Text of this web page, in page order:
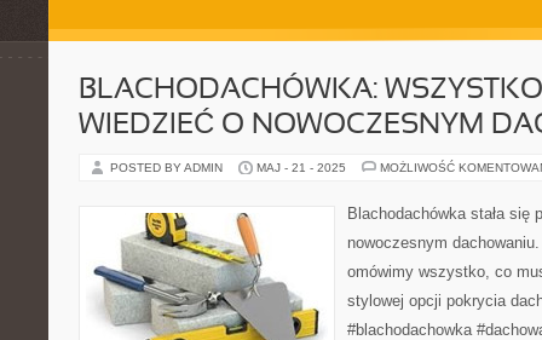
BLACHODACHÓWKA:
WIEDZIEĆ O NOWOCZESNYM
POSTED BY ADMIN MAJ - 21 - 2025 MOŻLIWOŚĆ
Blachodachówka stała się
nowoczesnym
omówimy wszystko, co
stylowej opcji pokrycia
#blachodachowka